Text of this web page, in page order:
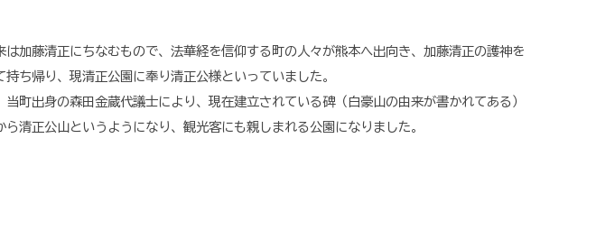
は加藤清正にちなむもので、法華経を信仰する町の人々が熊本へ出向き、加藤清正の護神を
持ち帰り、現清正公園に奉り清正公様といっていました。
町出身の森田金蔵代議士により、現在建立されている碑（白豪山の由来が書かれてある）
ら清正公山というようになり、観光客にも親しまれる公園になりました。